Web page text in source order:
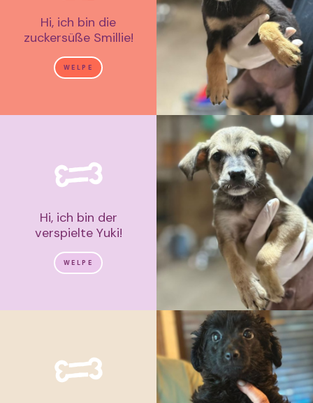
Hi, ich bin die
zuckersüße Smillie!
WELPE
Hi, ich bin der
verspielte Yuki!
WELPE